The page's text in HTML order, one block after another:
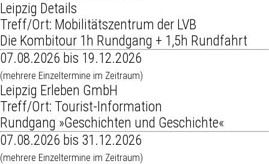
Leipzig Details
Treff/Ort: Mobilitätszentrum der LVB
Die Kombitour 1h Rundgang + 1,5h Rundfahrt
07.08.2026 bis 19.12.2026
(mehrere Einzeltermine im Zeitraum)
Leipzig Erleben GmbH
Treff/Ort: Tourist-Information
Rundgang »Geschichten und Geschichte«
07.08.2026 bis 31.12.2026
(mehrere Einzeltermine im Zeitraum)